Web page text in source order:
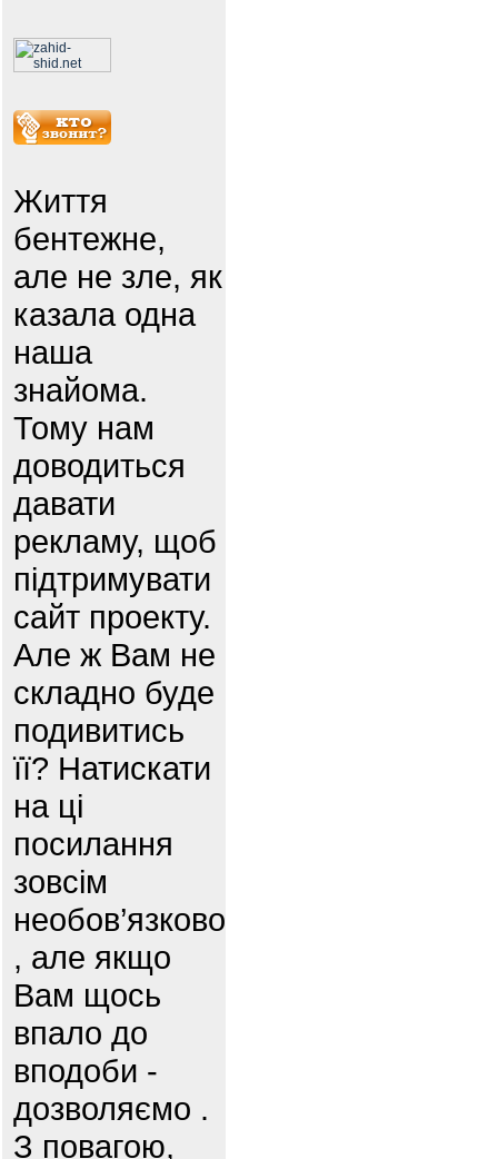
Життя
бентежне,
але не зле, як
казала одна
наша
знайома.
Тому нам
доводиться
давати
рекламу, щоб
підтримувати
сайт проекту.
Але ж Вам не
складно буде
подивитись
її? Натискати
на ці
посилання
зовсім
необов’язково
, але якщо
Вам щось
впало до
вподоби -
дозволяємо .
З повагою,